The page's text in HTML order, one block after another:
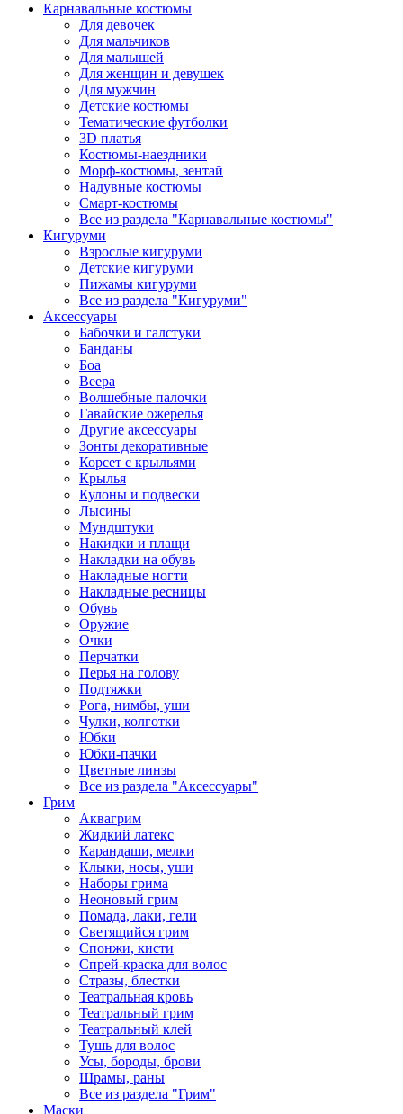
Карнавальные костюмы
Для девочек
Для мальчиков
Для малышей
Для женщин и девушек
Для мужчин
Детские костюмы
Тематические футболки
3D платья
Костюмы-наездники
Морф-костюмы, зентай
Надувные костюмы
Смарт-костюмы
Все из раздела "Карнавальные костюмы"
Кигуруми
Взрослые кигуруми
Детские кигуруми
Пижамы кигуруми
Все из раздела "Кигуруми"
Аксессуары
Бабочки и галстуки
Банданы
Боа
Веера
Волшебные палочки
Гавайские ожерелья
Другие аксессуары
Зонты декоративные
Корсет с крыльями
Крылья
Кулоны и подвески
Лысины
Мундштуки
Накидки и плащи
Накладки на обувь
Накладные ногти
Накладные ресницы
Обувь
Оружие
Очки
Перчатки
Перья на голову
Подтяжки
Рога, нимбы, уши
Чулки, колготки
Юбки
Юбки-пачки
Цветные линзы
Все из раздела "Аксессуары"
Грим
Аквагрим
Жидкий латекс
Карандаши, мелки
Клыки, носы, уши
Наборы грима
Неоновый грим
Помада, лаки, гели
Светящийся грим
Спонжи, кисти
Спрей-краска для волос
Стразы, блестки
Театральная кровь
Театральный грим
Театральный клей
Тушь для волос
Усы, бороды, брови
Шрамы, раны
Все из раздела "Грим"
Маски